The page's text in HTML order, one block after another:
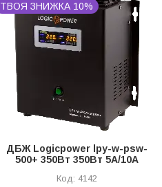
ТВОЯ ЗНИЖКА 10%
ДБЖ Logicpower lpy-w-psw-
500+ 350Вт 350Вт 5A/10A
4142